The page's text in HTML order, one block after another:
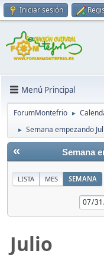
Iniciar sesión
Menú Principal
ForumMontefrio ►
► Semana empezando
« Semana
LISTA MES SEMANA
Julio